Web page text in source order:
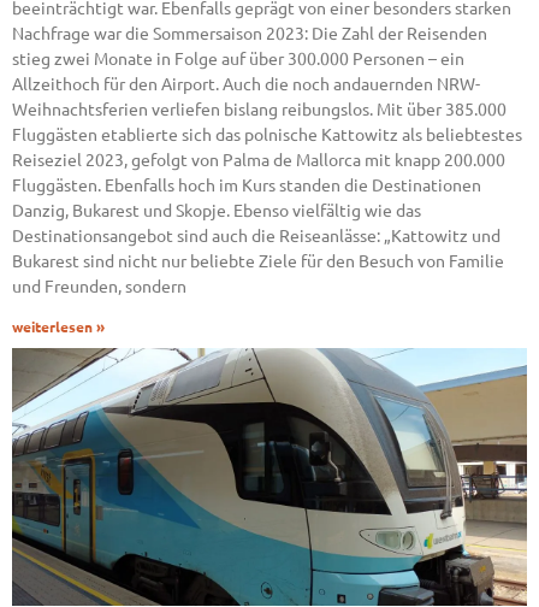
beeinträchtigt war. Ebenfalls geprägt von einer besonders starken
Nachfrage war die Sommersaison 2023: Die Zahl der Reisenden
stieg zwei Monate in Folge auf über 300.000 Personen – ein
Allzeithoch für den Airport. Auch die noch andauernden NRW-
Weihnachtsferien verliefen bislang reibungslos. Mit über 385.000
Fluggästen etablierte sich das polnische Kattowitz als beliebtestes
Reiseziel 2023, gefolgt von Palma de Mallorca mit knapp 200.000
Fluggästen. Ebenfalls hoch im Kurs standen die Destinationen
Danzig, Bukarest und Skopje. Ebenso vielfältig wie das
Destinationsangebot sind auch die Reiseanlässe: „Kattowitz und
Bukarest sind nicht nur beliebte Ziele für den Besuch von Familie
und Freunden, sondern
weiterlesen »